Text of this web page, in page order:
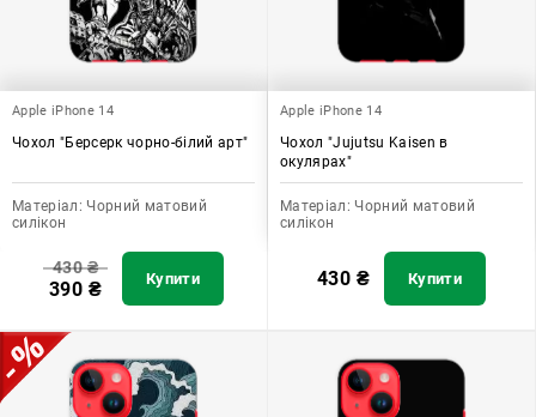
Apple iPhone 14
Чохол "Берсерк чорно-білий арт"
Матеріал: Чорний матовий
силікон
430₴
390 ₴ Купити
Apple iPhone 14
Чохол "Jujutsu Kaisen в
окулярах"
Матеріал: Чорний матовий
силікон
430 ₴ Купити